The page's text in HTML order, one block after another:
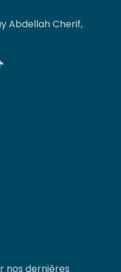
Abdellah Cherif,
nos dernières